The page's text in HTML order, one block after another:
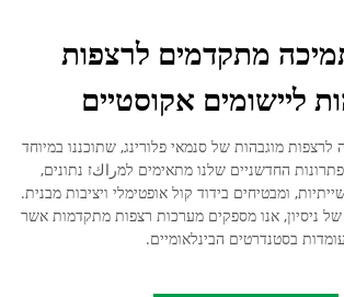
מתקדמים לרצפות
ליישומים אקוסטיים
לרצפות מוגבהות של סנמאי פלורינג, שתוכננו במיוחד
החדשניים שלנו מתאימים למراكז נתונים,
ומבטיחים בידוד קול אופטימלי ויציבות מבנית.
ניסיון, אנו מספקים מערכות רצפות מתקדמות אשר
עומדות בסטנדרטים הבינלאומיים.